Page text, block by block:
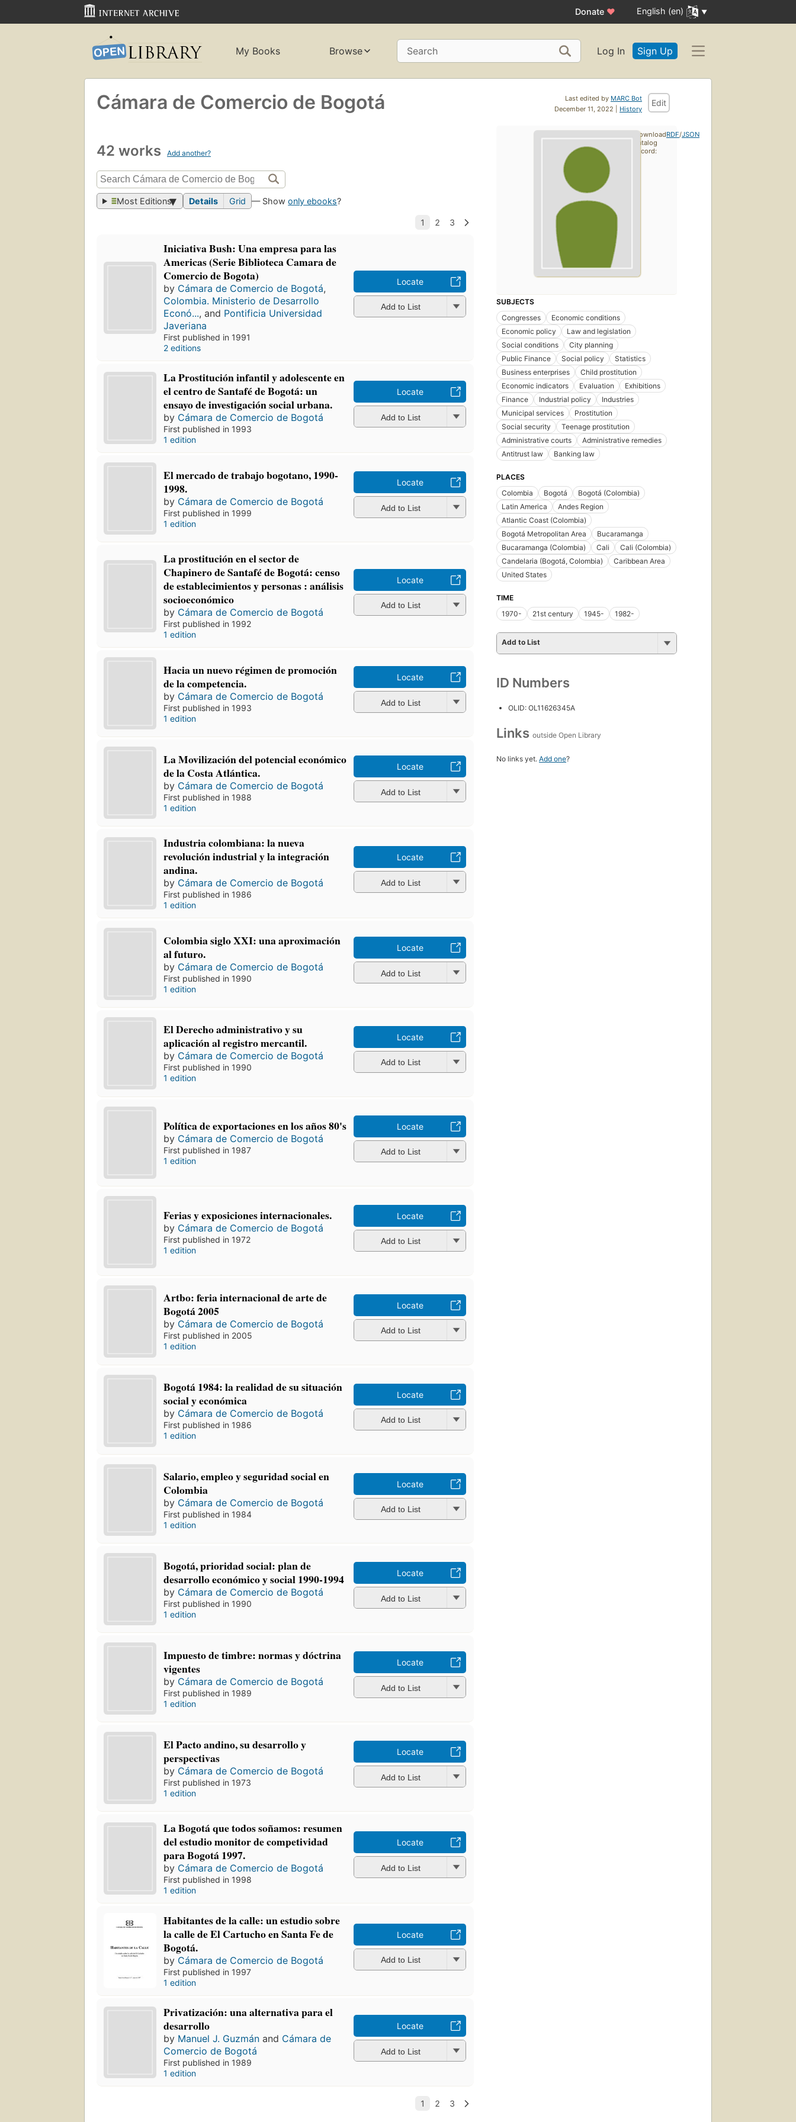
Donate ♥ English (en)
My Books Browse Search Log In Sign Up
Last edited by MARC Bot
December 11, 2022 | History
Edit
Cámara de Comercio de Bogotá
42 works Add another?
Most Editions Details Grid — Showonly ebooks?
Iniciativa Bush: Una empresa para las
Americas (Serie Biblioteca Camara de
Comercio de Bogota)
by Cámara de Comercio de Bogotá,
Colombia. Ministerio de Desarrollo
Econó..., and Pontificia Universidad
Javeriana
First published in 1991
2 editions
Locate
Add to List
La Prostitución infantil y adolescente en
el centro de Santafé de Bogotá: un
ensayo de investigación social urbana.
by Cámara de Comercio de Bogotá
First published in 1993
1 edition
Locate
Add to List
El mercado de trabajo bogotano, 1990-
1998.
by Cámara de Comercio de Bogotá
First published in 1999
1 edition
Locate
Add to List
La prostitución en el sector de
Chapinero de Santafé de Bogotá: censo
de establecimientos y personas : análisis
socioeconómico
by Cámara de Comercio de Bogotá
First published in 1992
1 edition
Locate
Add to List
Hacia un nuevo régimen de promoción
de la competencia.
by Cámara de Comercio de Bogotá
First published in 1993
1 edition
Locate
Add to List
La Movilización del potencial económico
de la Costa Atlántica.
by Cámara de Comercio de Bogotá
First published in 1988
1 edition
Locate
Add to List
Industria colombiana: la nueva
revolución industrial y la integración
andina.
by Cámara de Comercio de Bogotá
First published in 1986
1 edition
Locate
Add to List
Colombia siglo XXI: una aproximación
al futuro.
by Cámara de Comercio de Bogotá
First published in 1990
1 edition
Locate
Add to List
El Derecho administrativo y su
aplicación al registro mercantil.
by Cámara de Comercio de Bogotá
First published in 1990
1 edition
Locate
Add to List
Política de exportaciones en los años 80's
by Cámara de Comercio de Bogotá
First published in 1987
1 edition
Locate
Add to List
Ferias y exposiciones internacionales.
by Cámara de Comercio de Bogotá
First published in 1972
1 edition
Locate
Add to List
Artbo: feria internacional de arte de
Bogotá 2005
by Cámara de Comercio de Bogotá
First published in 2005
1 edition
Locate
Add to List
Bogotá 1984: la realidad de su situación
social y económica
by Cámara de Comercio de Bogotá
First published in 1986
1 edition
Locate
Add to List
Salario, empleo y seguridad social en
Colombia
by Cámara de Comercio de Bogotá
First published in 1984
1 edition
Locate
Add to List
Bogotá, prioridad social: plan de
desarrollo económico y social 1990-1994
by Cámara de Comercio de Bogotá
First published in 1990
1 edition
Locate
Add to List
Impuesto de timbre: normas y dóctrina
vigentes
by Cámara de Comercio de Bogotá
First published in 1989
1 edition
Locate
Add to List
El Pacto andino, su desarrollo y
perspectivas
by Cámara de Comercio de Bogotá
First published in 1973
1 edition
Locate
Add to List
La Bogotá que todos soñamos: resumen
del estudio monitor de competividad
para Bogotá 1997.
by Cámara de Comercio de Bogotá
First published in 1998
1 edition
Locate
Add to List
Habitantes de la calle: un estudio sobre
la calle de El Cartucho en Santa Fe de
Bogotá.
by Cámara de Comercio de Bogotá
First published in 1997
1 edition
Locate
Add to List
Privatización: una alternativa para el
desarrollo
by Manuel J. Guzmán and Cámara de
Comercio de Bogotá
First published in 1989
1 edition
Locate
Add to List
SUBJECTS
Congresses
Economic conditions
Economic policy
Law and legislation
Social conditions
City planning
Public Finance
Social policy
Statistics
Business enterprises
Child prostitution
Economic indicators
Evaluation
Exhibitions
Finance
Industrial policy
Industries
Municipal services
Prostitution
Social security
Teenage prostitution
Administrative courts
Administrative remedies
Antitrust law
Banking law
PLACES
Colombia
Bogotá
Bogotá (Colombia)
Latin America
Andes Region
Atlantic Coast (Colombia)
Bogotá Metropolitan Area
Bucaramanga
Bucaramanga (Colombia)
Cali
Cali (Colombia)
Candelaria (Bogotá, Colombia)
Caribbean Area
United States
TIME
1970-
21st century 1945- 1982-
Add to List
ID Numbers
OLID: OL11626345A
Links outside Open Library
No links yet. Add one?
Download
catalog
record:
RDF/JSON